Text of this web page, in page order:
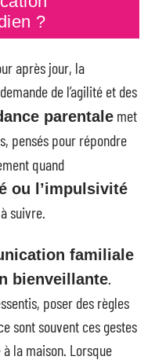
?
après jour, la
de l’agilité et des
parentale met
pensés pour répondre
quand
ou l’impulsivité
suivre.
familiale
bienveillante
poser des règles
sont souvent ces gestes
la maison. Lorsque